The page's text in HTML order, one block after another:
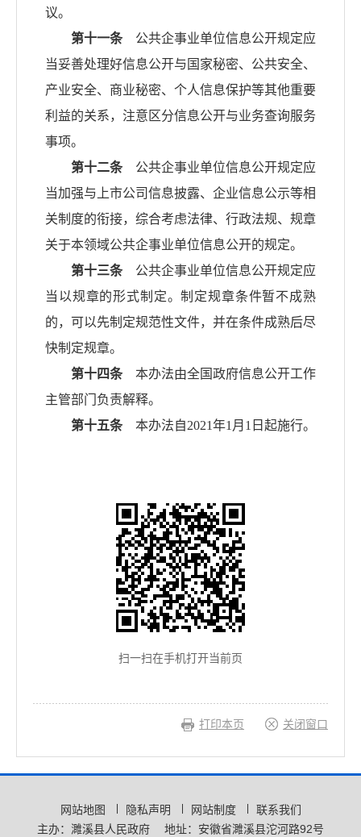
议。
第十一条公共企事业单位信息公开规定应
当妥善处理好信息公开与国家秘密、公共安全、
产业安全、商业秘密、个人信息保护等其他重要
利益的关系，注意区分信息公开与业务查询服务
事项。
第十二条公共企事业单位信息公开规定应
当加强与上市公司信息披露、企业信息公示等相
关制度的衔接，综合考虑法律、行政法规、规章
关于本领域公共企事业单位信息公开的规定。
第十三条公共企事业单位信息公开规定应
当以规章的形式制定。制定规章条件暂不成熟
的，可以先制定规范性文件，并在条件成熟后尽
快制定规章。
第十四条本办法由全国政府信息公开工作
主管部门负责解释。
第十五条本办法自2021年1月1日起施行。
扫一扫在手机打开当前页
打印本页 关闭窗口
网站地图 隐私声明 网站制度
联系我们
主办：濉溪县人民政府
地址：安徽省濉溪县沱河路92号